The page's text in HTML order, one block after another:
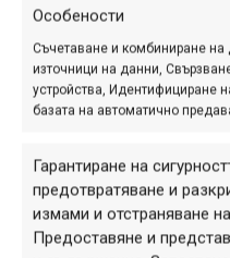
Особености
Съчетаване и комбиниране на
източници на данни,
устройства, Идентифициране
базата на автоматично
Гарантиране на
предотвратяване и
измами и отстраняване
Предоставяне и
можеш
Дан
#5 |